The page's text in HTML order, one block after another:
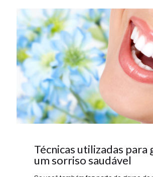
Técnicas utilizadas para
um sorriso saudável